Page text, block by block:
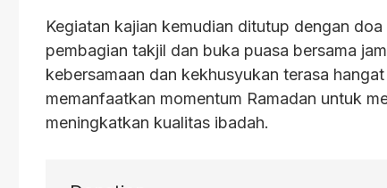
Kegiatan kajian kemudian ditutup dengan
pembagian takjil dan buka puasa bersama
kebersamaan dan kekhusyukan terasa
memanfaatkan momentum Ramadan untuk
meningkatkan kualitas ibadah.